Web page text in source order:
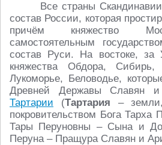
Все страны
состав России, которая
причём княжество
самостоятельным
состав Руси. На востоке, за
княжества Обдора, Сибирь,
Лукоморье, Беловодье,
Древней Державы Славян
Тартарии (Тартария –
покровительством Бога Тарха
Тары Перуновны – Сына и
Перуна – Пращура Славян и